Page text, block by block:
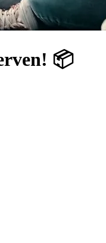
📦